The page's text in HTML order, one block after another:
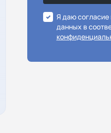
Я даю согласие
данных в